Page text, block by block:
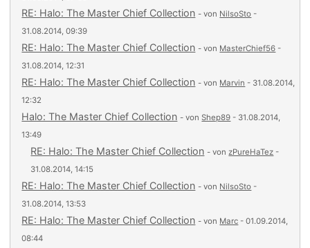
RE: Halo: The Master Chief Collection - von NilsoSto -
31.08.2014, 09:39
RE: Halo: The Master Chief Collection - von MasterChief56 -
31.08.2014, 12:31
RE: Halo: The Master Chief Collection - von Marvin - 31.08.2014,
12:32
Halo: The Master Chief Collection - vonShep89 - 31.08.2014,
13:49
RE: Halo: The Master Chief Collection - vonzPureHaTez -
31.08.2014, 14:15
RE: Halo: The Master Chief Collection - von NilsoSto -
31.08.2014, 13:53
RE: Halo: The Master Chief Collection - von Marc - 01.09.2014,
08:44